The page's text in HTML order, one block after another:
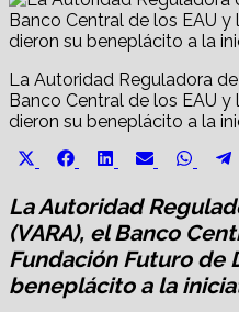
La Autoridad Reguladora
Banco Central de los EAU
dieron su beneplácito a la
Share
Share
Facebook
Share
LinkedIn
Share
Email
Share
La Autoridad
(VARA), el Banco
Fundación Futuro de
beneplácito a la